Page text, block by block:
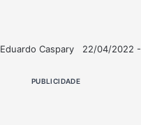
Eduardo Caspary
Xe-
22/04/2022 -
PUBLICIDADE